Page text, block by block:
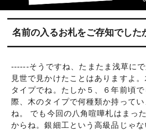
名前の入るお札をご存知でした
------そうですね、たまたま浅草に
見世で見かけたことはありますよ
タイプでね。たしか５、６年前頃
際、木のタイプで何種類か持って
ね。 でも今回の八角喧嘩札はまっ
からね。銀細工という高級品じゃな